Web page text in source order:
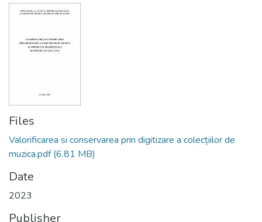
Files
Valorificarea si conservarea prin digitizare a colecțiilor de
muzica.pdf(6.81 MB)
Date
2023
Publisher